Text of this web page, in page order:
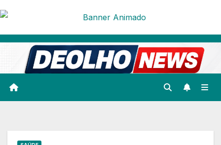
Skip
content